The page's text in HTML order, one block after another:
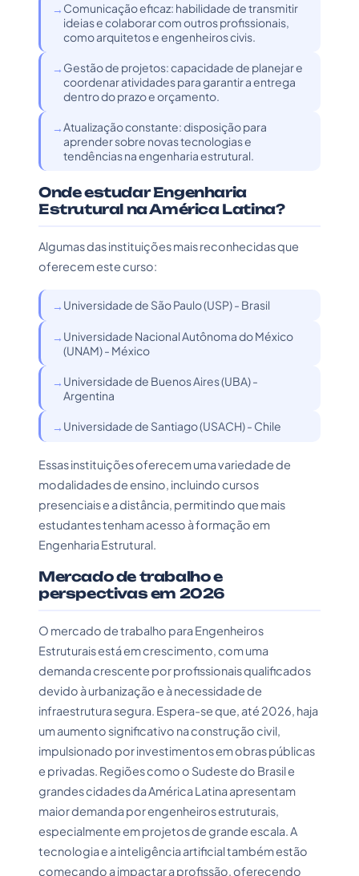
Comunicação eficaz: habilidade de transmitir
ideias e colaborar com outros profissionais,
como arquitetos e engenheiros civis.
Gestão de projetos: capacidade de planejar e
coordenar atividades para garantir a entrega
dentro do prazo e orçamento.
Atualização constante: disposição para
aprender sobre novas tecnologias e
tendências na engenharia estrutural.
Onde estudar Engenharia
Estrutural na América Latina?
Algumas das instituições mais reconhecidas que
oferecem este curso:
Universidade de São Paulo (USP) - Brasil
Universidade Nacional Autônoma do México
(UNAM) - México
Universidade de Buenos Aires (UBA) -
Argentina
Universidade de Santiago (USACH) - Chile
Essas instituições oferecem uma variedade de
modalidades de ensino, incluindo cursos
presenciais e a distância, permitindo que mais
estudantes tenham acesso à formação em
Engenharia Estrutural.
Mercado de trabalho e
perspectivas em 2026
O mercado de trabalho para Engenheiros
Estruturais está em crescimento, com uma
demanda crescente por profissionais qualificados
devido à urbanização e à necessidade de
infraestrutura segura. Espera-se que, até 2026, haja
um aumento significativo na construção civil,
impulsionado por investimentos em obras públicas
e privadas. Regiões como o Sudeste do Brasil e
grandes cidades da América Latina apresentam
maior demanda por engenheiros estruturais,
especialmente em projetos de grande escala. A
tecnologia e a inteligência artificial também estão
começando a impactar a profissão, oferecendo